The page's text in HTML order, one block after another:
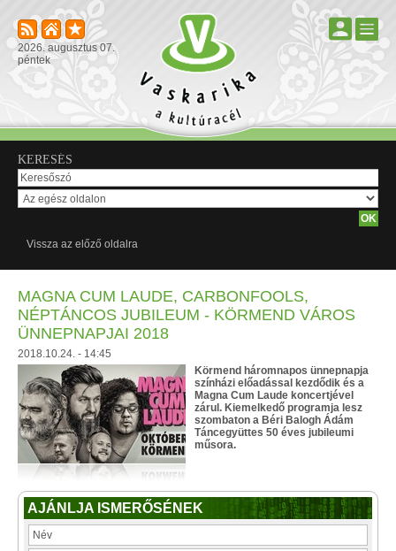
2026. augusztus 07.
péntek
KERESÉS
Vissza az előző oldalra
MAGNA CUM LAUDE, CARBONFOOLS,
NÉPTÁNCOS JUBILEUM - KÖRMEND VÁROS
ÜNNEPNAPJAI 2018
2018.10.24. - 14:45
Körmend háromnapos ünnepnapja
színházi előadással kezdődik és a
Magna Cum Laude koncertjével
zárul. Kiemelkedő programja lesz
szombaton a Béri Balogh Ádám
Táncegyüttes 50 éves jubileumi
műsora.
AJÁNLJA ISMERŐSÉNEK